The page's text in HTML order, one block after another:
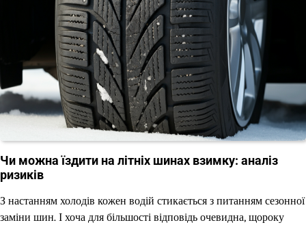
Чи можна їздити на літніх шинах взимку: аналіз
ризиків
З настанням холодів кожен водій стикається з питанням сезонної
заміни шин. І хоча для більшості відповідь очевидна, щороку